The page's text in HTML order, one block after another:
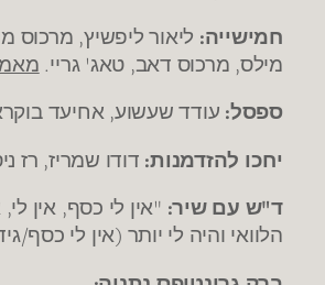
חמישייה: ליאור ליפשיץ, מרכוס
מילס, מרכוס דאב, טאג' גריי.
ספסל: עודד שעשוע, אחיעד
יחכו להזדמנות: דודו שמריז, רז
ד"ש עם שיר: "אין לי כסף, אין
הלוואי והיה לי יותר (אין לי כסף/